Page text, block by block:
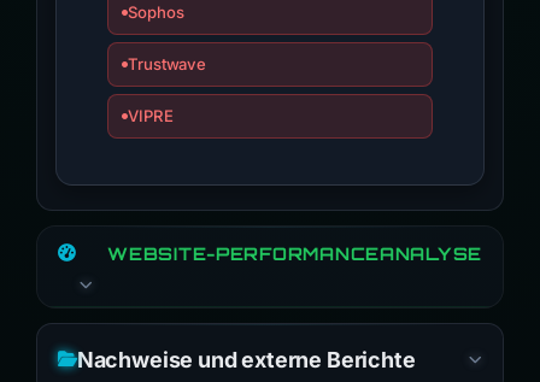
Sophos
Trustwave
VIPRE
WEBSITE-PERFORMANCEANALYSE
Nachweise und externe Berichte